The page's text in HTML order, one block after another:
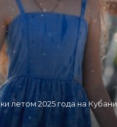
летом 2025 года на Кубани